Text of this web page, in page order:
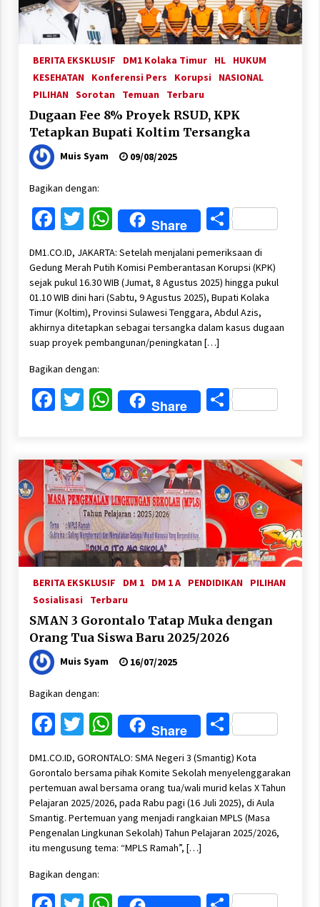
BERITA EKSKLUSIF DM1 Kolaka Timur HL
HUKUM
KESEHATAN
Konferensi Pers Korupsi
NASIONAL
PILIHAN Sorotan Temuan Terbaru
Dugaan Fee 8% Proyek RSUD, KPK
Tetapkan Bupati Koltim Tersangka
Muis Syam 09/08/2025
Bagikan dengan:
Facebook
Twitter
WhatsApp
Share Share
DM1.CO.ID, JAKARTA: Setelah menjalani pemeriksaan di
Gedung Merah Putih Komisi Pemberantasan Korupsi (KPK)
sejak pukul 16.30 WIB (Jumat, 8 Agustus 2025) hingga pukul
01.10 WIB dini hari (Sabtu, 9 Agustus 2025), Bupati Kolaka
Timur (Koltim), Provinsi Sulawesi Tenggara, Abdul Azis,
akhirnya ditetapkan sebagai tersangka dalam kasus dugaan
suap proyek pembangunan/peningkatan […]
Bagikan dengan:
Facebook
Twitter
WhatsApp
Share Share
BERITA EKSKLUSIF DM 1 DM 1 A PENDIDIKAN
PILIHAN
Sosialisasi
Terbaru
SMAN 3 Gorontalo Tatap Muka dengan
Orang Tua Siswa Baru 2025/2026
Muis Syam 16/07/2025
Bagikan dengan:
Facebook
Twitter
WhatsApp
Share Share
DM1.CO.ID, GORONTALO: SMA Negeri 3 (Smantig) Kota
Gorontalo bersama pihak Komite Sekolah menyelenggarakan
pertemuan awal bersama orang tua/wali murid kelas X Tahun
Pelajaran 2025/2026, pada Rabu pagi (16 Juli 2025), di Aula
Smantig. Pertemuan yang menjadi rangkaian MPLS (Masa
Pengenalan Lingkunan Sekolah) Tahun Pelajaran 2025/2026,
itu mengusung tema: “MPLS Ramah”, […]
Bagikan dengan: